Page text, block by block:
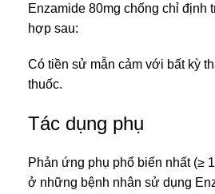
Enzamide 80mg chống chỉ định
hợp sau:
Có tiền sử mẫn cảm với bất kỳ
thuốc.
Tác dụng phụ
Phản ứng phụ phổ biến nhất (≥
ở những bệnh nhân sử dụng